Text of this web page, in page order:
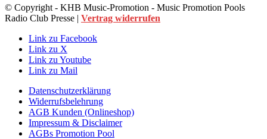
© Copyright - KHB Music-Promotion - Music Promotion Pools
Radio Club Presse | Vertrag widerrufen
Link zu Facebook
Link zu X
Link zu Youtube
Link zu Mail
Datenschutzerklärung
Widerrufsbelehrung
AGB Kunden (Onlineshop)
Impressum & Disclaimer
AGBs Promotion Pool